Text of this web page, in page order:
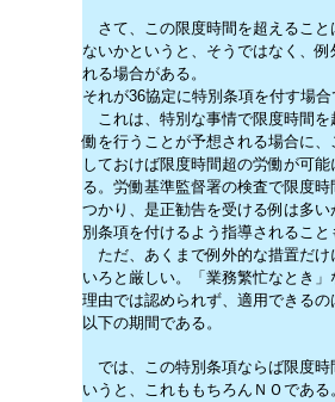
さて、この限度時間を超えること
ないかというと、そうではなく、例
れる場合がある。
それが36協定に特別条項を付す場合
これは、特別な事情で限度時間を
働を行うことが予想される場合に、
しておけば限度時間超の労働が可
る。労働基準監督署の検査で限度
つかり、是正勧告を受ける例は多
別条項を付けるよう指導されること
ただ、あくまで例外的な措置だけ
いろと厳しい。「業務繁忙なとき」
理由では認められず、適用できる
以下の期間である。
では、この特別条項ならば限度時
いうと、これももちろんＮＯである